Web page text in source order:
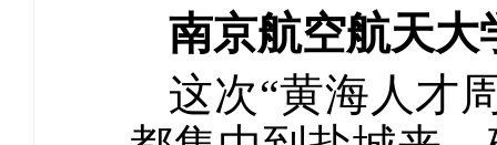
南京航空航天大
这次“黄海人才